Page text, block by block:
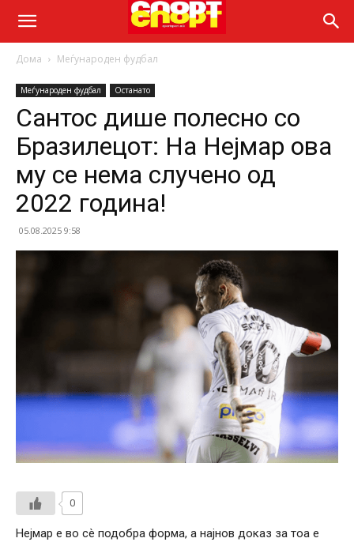
Дома Меѓународен фудбал
Меѓународен фудбал Останато
Сантос дише полесно со
Бразилецот: На Нејмар ова
му се нема случено од
2022 година!
05.08.2025 9:58
0
Нејмар е во сè подобра форма, а најнов доказ за тоа е